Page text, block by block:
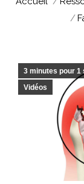
3 minutes pour 1
Vidéos